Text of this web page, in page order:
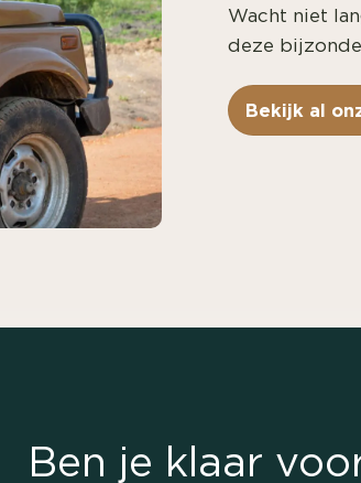
Wacht niet
deze
Bekijk al
Ben je klaar